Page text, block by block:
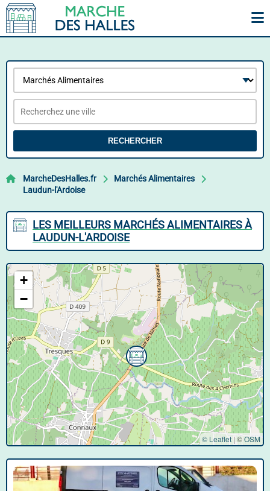
RECHERCHER
MarcheDesHalles.fr
Marchés Alimentaires
Laudun-l'Ardoise
LES MEILLEURS MARCHÉS ALIMENTAIRES À
LAUDUN-L'ARDOISE
+
−
© Leaflet | ©OSM